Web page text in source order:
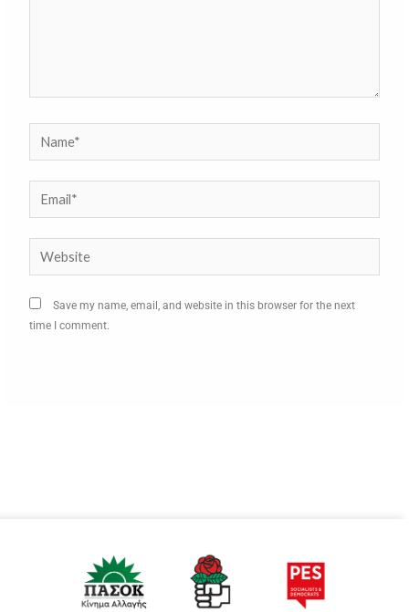
Save my name, email, and website in this browser for the next
time I comment.